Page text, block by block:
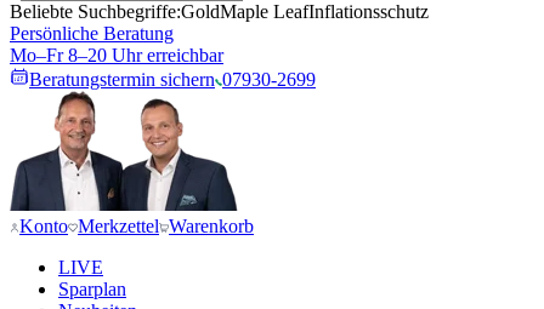
Beliebte Suchbegriffe:GoldMaple LeafInflationsschutz
Persönliche Beratung
Mo–Fr 8–20 Uhr erreichbar
Beratungstermin sichern 07930-2699
Konto Merkzettel Warenkorb
LIVE
Sparplan